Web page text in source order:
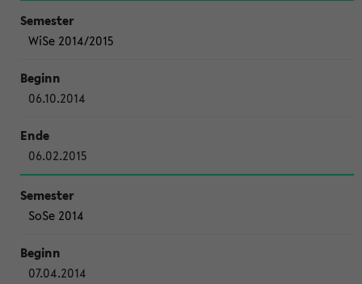
WiSe 2014/2015
06.10.2014
06.02.2015
SoSe 2014
07.04.2014